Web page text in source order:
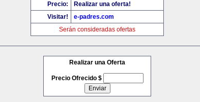
Precio:
Realizar una oferta!
Visitar!
e-padres.com
Serán consideradas ofertas
Realizar una Oferta
Precio Ofrecido $